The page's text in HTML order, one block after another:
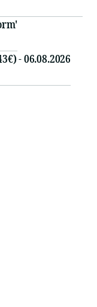
- 06.08.2026